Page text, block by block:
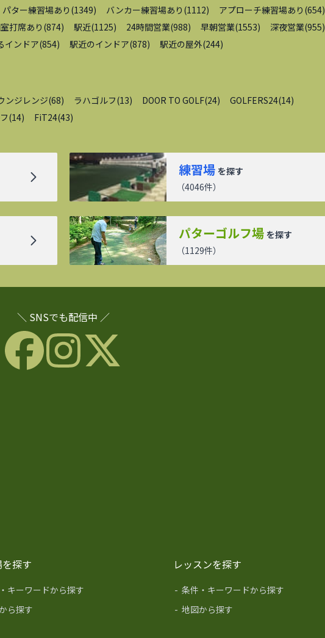
パター練習場あり (1349) バンカー練習場あり (1112) アプローチ練習場あり (654)
打席あり (874) 駅近(1125) 24時間営業(988) 早朝営業(1553) 深夜営業(955)
インドア(854) 駅近のインドア(878) 駅近の屋外(244)
ンジレンジ(68) ラハゴルフ(13) DOOR TO GOLF(24) GOLFERS24(14)
(14) FiT24(43)
練習場 を探す
（4046件）
パターゴルフ場 を探す
（1129件）
＼ SNSでも配信中 ／
探す
キーワードから探す
ら探す
レッスンを探す
- 条件・キーワードから探す
- 地図から探す